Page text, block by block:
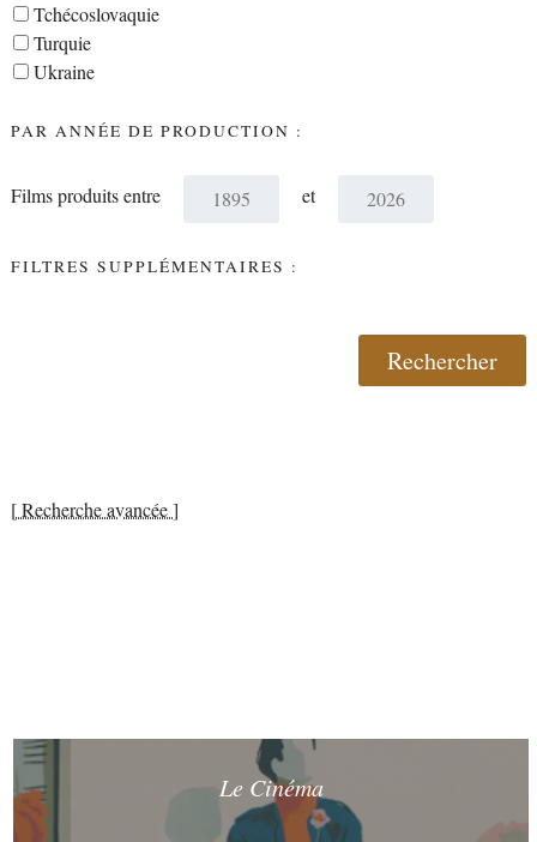
Tchécoslovaquie
Turquie
Ukraine
PAR ANNÉE DE PRODUCTION :
Films produits entre et
FILTRES SUPPLÉMENTAIRES :
[ Recherche avancée ]
Le Cinéma